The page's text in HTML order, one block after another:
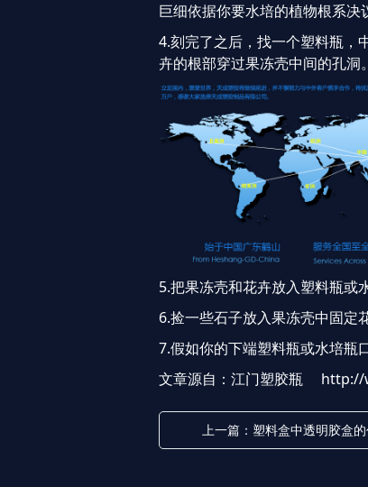
巨细依据你要水培的植物根系决
4.刻完了之后，找一个塑料瓶，
卉的根部穿过果冻壳中间的孔洞。
5.把果冻壳和花卉放入塑料瓶或
6.捡一些石子放入果冻壳中固定
7.假如你的下端塑料瓶或水培瓶
文章源自：江门塑胶瓶 http://
上一篇：塑料盒中透明胶盒